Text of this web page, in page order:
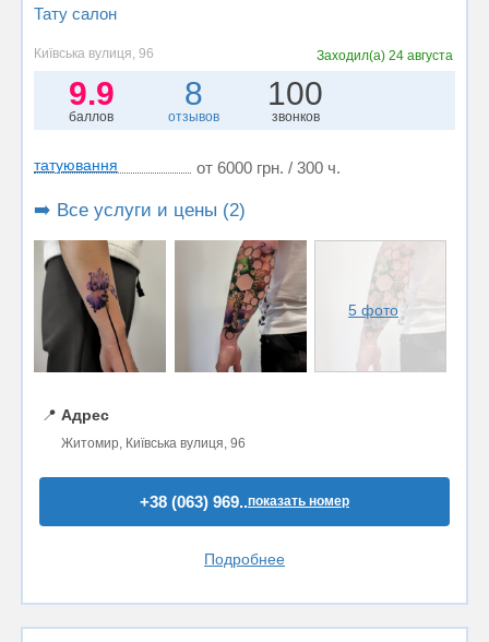
Тату салон
Київська вулиця, 96 Заходил(а)24 августа
9.9
баллов
8
отзывов
100
звонков
татуювання от 6000 грн. / 300 ч.
➡️ Все услуги и цены (2)
5 фото
📍 Адрес
Житомир, Київська вулиця, 96
+38 (063) 969..показать номер
Подробнее